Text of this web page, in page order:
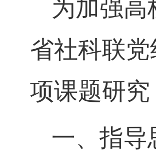
为加强
省社科联
项课题研
一、指导